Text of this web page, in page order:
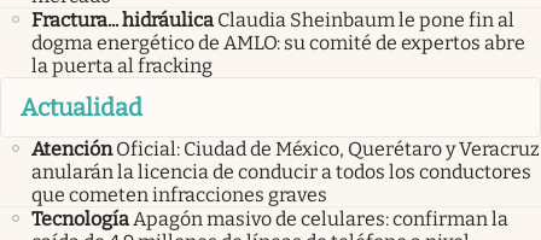
Fractura... hidráulica Claudia Sheinbaum le pone fin al
dogma energético de AMLO: su comité de expertos abre
la puerta al fracking
Actualidad
Atención Oficial: Ciudad de México, Querétaro y Veracruz
anularán la licencia de conducir a todos los conductores
que cometen infracciones graves
TecnologíaApagón masivo de celulares: confirman la